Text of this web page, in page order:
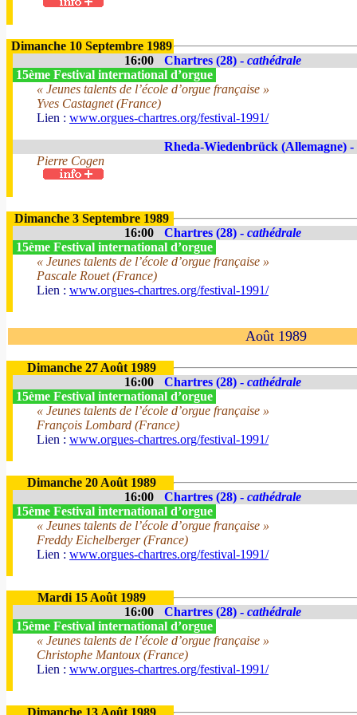
Dimanche 10 Septembre 1989
16:00
Chartres (28) - cathédrale
15ème Festival international d’orgue
« Jeunes talents de l’école d’orgue française »
Yves Castagnet (France)
Lien : www.orgues-chartres.org/festival-1991/
Rheda-Wiedenbrück (Allemagne) -
Pierre Cogen
Dimanche 3 Septembre 1989
16:00
Chartres (28) - cathédrale
15ème Festival international d’orgue
« Jeunes talents de l’école d’orgue française »
Pascale Rouet (France)
Lien : www.orgues-chartres.org/festival-1991/
Août 1989
Dimanche 27 Août 1989
16:00
Chartres (28) - cathédrale
15ème Festival international d’orgue
« Jeunes talents de l’école d’orgue française »
François Lombard (France)
Lien : www.orgues-chartres.org/festival-1991/
Dimanche 20 Août 1989
16:00
Chartres (28) - cathédrale
15ème Festival international d’orgue
« Jeunes talents de l’école d’orgue française »
Freddy Eichelberger (France)
Lien : www.orgues-chartres.org/festival-1991/
Mardi 15 Août 1989
16:00
Chartres (28) - cathédrale
15ème Festival international d’orgue
« Jeunes talents de l’école d’orgue française »
Christophe Mantoux (France)
Lien : www.orgues-chartres.org/festival-1991/
Dimanche 13 Août 1989